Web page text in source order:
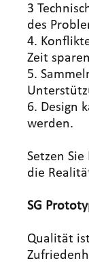
3
des
4.
Zeit
5.
6. Design
werden.
Setzen
die
SG
Qualität